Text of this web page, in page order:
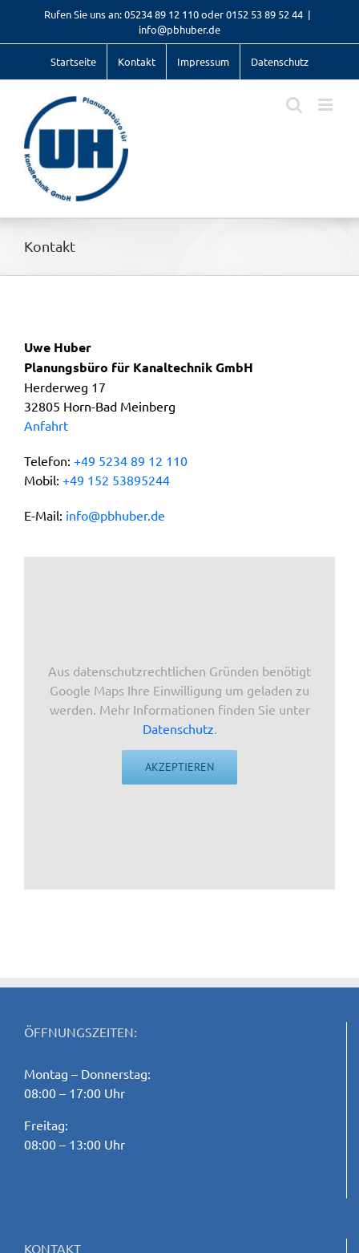
springen
Rufen Sie uns an: 05234 89 12 110 oder 0152 53 89 52 44 |
info@pbhuber.de
Startseite Kontakt Impressum Datenschutz
Kontakt
Uwe Huber
Planungsbüro für Kanaltechnik GmbH
Herderweg 17
32805 Horn-Bad Meinberg
Anfahrt
Telefon: +49 5234 89 12 110
Mobil: +49 152 53895244
E-Mail: info@pbhuber.de
Aus datenschutzrechtlichen Gründen benötigt
Google Maps Ihre Einwilligung um geladen zu
werden. Mehr Informationen finden Sie unter
Datenschutz.
AKZEPTIEREN
ÖFFNUNGSZEITEN:
Montag – Donnerstag:
08:00 – 17:00 Uhr
Freitag:
08:00 – 13:00 Uhr
KONTAKT